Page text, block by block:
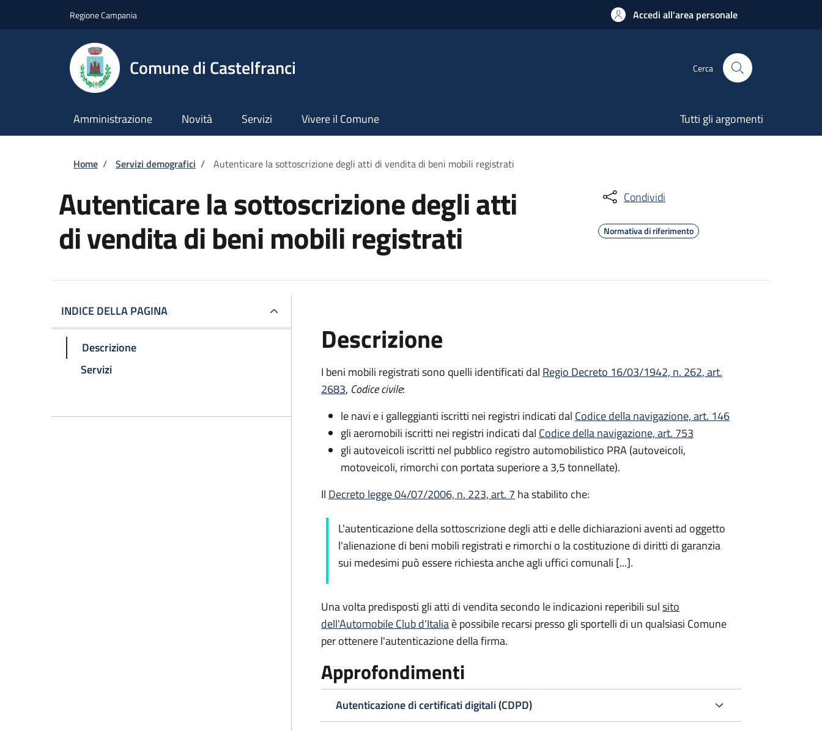
Regione Campania Accedi all'area personale
Comune di Castelfranci Cerca
Amministrazione Novità Servizi Vivere il Comune Tutti gli argomenti
Briciole di pane
Home / Servizi demografici / Autenticare la sottoscrizione degli atti di vendita di beni mobili registrati
Autenticare la sottoscrizione degli atti
di vendita di beni mobili registrati
Condividi
Normativa di riferimento
INDICE DELLA PAGINA
Descrizione
Servizi
Descrizione
I beni mobili registrati sono quelli identificati dal Regio Decreto 16/03/1942, n. 262, art.
2683, Codice civile:
le navi e i galleggianti iscritti nei registri indicati dal Codice della navigazione, art. 146
gli aeromobili iscritti nei registri indicati dal Codice della navigazione, art. 753
gli autoveicoli iscritti nel pubblico registro automobilistico PRA (autoveicoli,
motoveicoli, rimorchi con portata superiore a 3,5 tonnellate).
Il Decreto legge 04/07/2006, n. 223, art. 7 ha stabilito che:
L'autenticazione della sottoscrizione degli atti e delle dichiarazioni aventi ad oggetto
l'alienazione di beni mobili registrati e rimorchi o la costituzione di diritti di garanzia
sui medesimi può essere richiesta anche agli uffici comunali [...].
Una volta predisposti gli atti di vendita secondo le indicazioni reperibili sulsito
dell'Automobile Club d'Italiaè possibile recarsi presso gli sportelli di un qualsiasi Comune
per ottenere l'autenticazione della firma.
Approfondimenti
Autenticazione di certificati digitali (CDPD)